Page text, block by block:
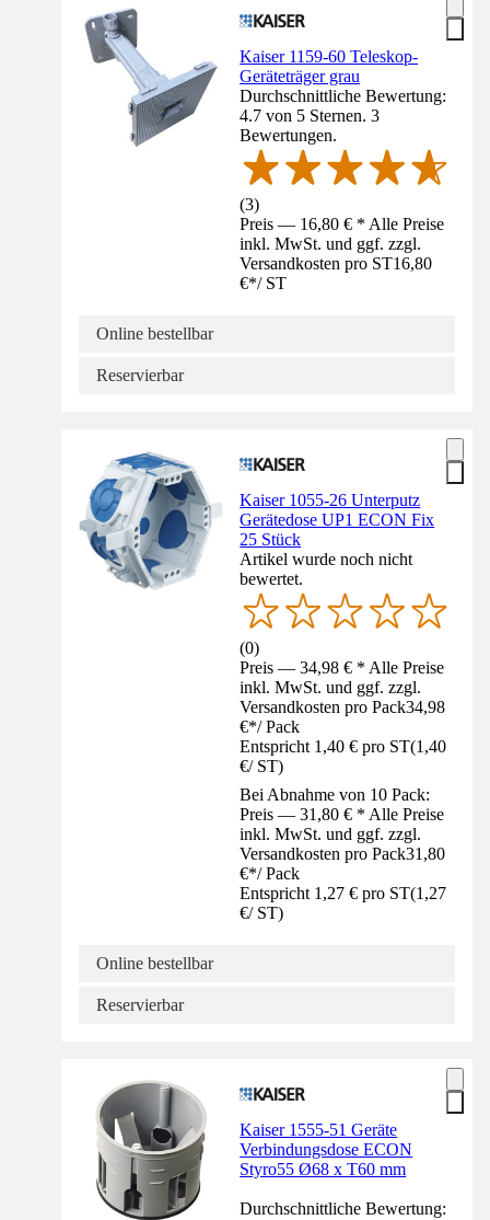
Kaiser 1159-60 Teleskop-
Geräteträger grau
Durchschnittliche Bewertung:
4.7 von 5 Sternen. 3
Bewertungen.
(3)
Preis — 16,80 € * Alle Preise
inkl. MwSt. und ggf. zzgl.
Versandkosten pro ST16,80
€*/ ST
Online bestellbar
Reservierbar
Kaiser 1055-26 Unterputz
Gerätedose UP1 ECON Fix
25 Stück
Artikel wurde noch nicht
bewertet.
(0)
Preis — 34,98 € * Alle Preise
inkl. MwSt. und ggf. zzgl.
Versandkosten pro Pack34,98
€*/ Pack
Entspricht 1,40 € pro ST(1,40
€/ ST)
Bei Abnahme von 10 Pack:
Preis — 31,80 € * Alle Preise
inkl. MwSt. und ggf. zzgl.
Versandkosten pro Pack31,80
€*/ Pack
Entspricht 1,27 € pro ST(1,27
€/ ST)
Online bestellbar
Reservierbar
Kaiser 1555-51 Geräte
Verbindungsdose ECON
Styro55 Ø68 x T60 mm
Durchschnittliche Bewertung: